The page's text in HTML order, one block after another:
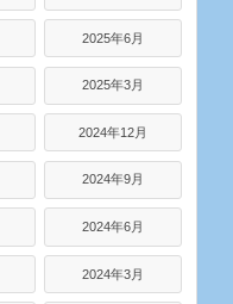
2025年6月
2025年3月
2024年12月
2024年9月
2024年6月
2024年3月